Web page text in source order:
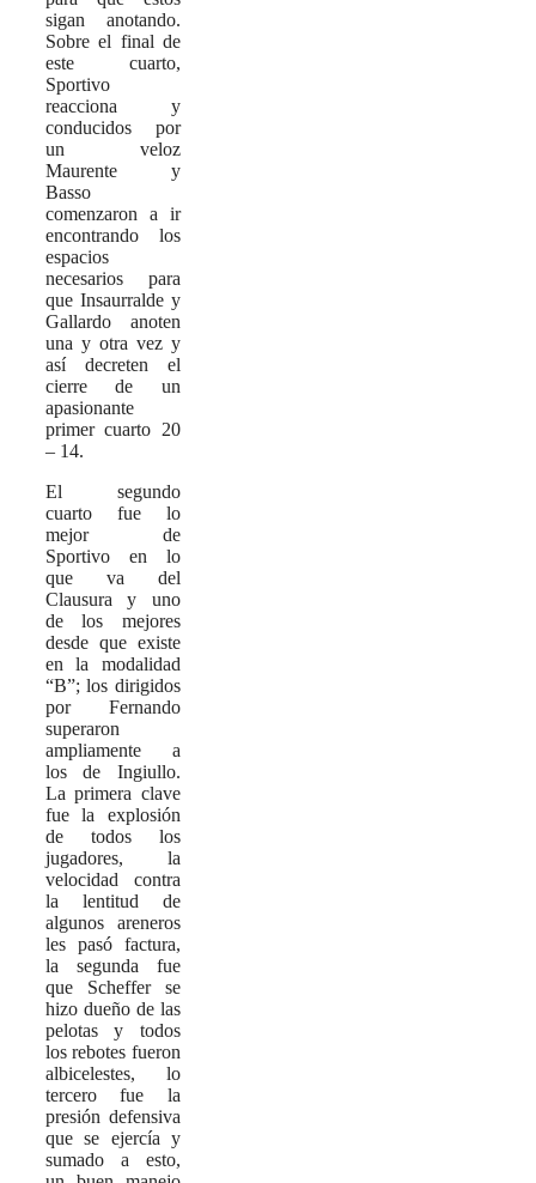
sigan anotando.
Sobre el final de
este cuarto,
Sportivo
reacciona y
conducidos por
un veloz
Maurente y
Basso
comenzaron a ir
encontrando los
espacios
necesarios para
que Insaurralde y
Gallardo anoten
una y otra vez y
así decreten el
cierre de un
apasionante
primer cuarto 20
– 14.
El segundo
cuarto fue lo
mejor de
Sportivo en lo
que va del
Clausura y uno
de los mejores
desde que existe
en la modalidad
“B”; los dirigidos
por Fernando
superaron
ampliamente a
los de Ingiullo.
La primera clave
fue la explosión
de todos los
jugadores, la
velocidad contra
la lentitud de
algunos areneros
les pasó factura,
la segunda fue
que Scheffer se
hizo dueño de las
pelotas y todos
los rebotes fueron
albicelestes, lo
tercero fue la
presión defensiva
que se ejercía y
sumado a esto,